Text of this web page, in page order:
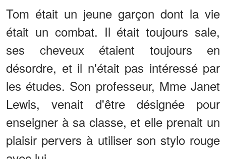
Tom était un jeune garçon dont la vie
était un combat. Il était toujours sale,
ses cheveux étaient toujours en
désordre, et il n'était pas intéressé par
les études. Son professeur, Mme Janet
Lewis, venait d'être désignée pour
enseigner à sa classe, et elle prenait un
plaisir pervers à utiliser son stylo rouge